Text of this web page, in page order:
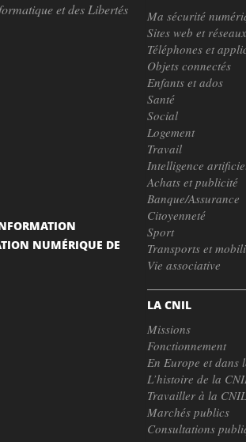
et des Libertés
Ma sécurité
Sites web et
Téléphones et
Objets connectés
Enfants et ados
Santé
Social
Logement
Travail
Intelligence
Achats et publicité
Banque/Assurance
Citoyenneté
Sport
Transports et
Vie associative
LA CNIL
Missions
Fonctionnement
En Europe et dans
L’histoire de la
Travailler à la CNIL
Marchés publics
Consultations
NUMÉRIQUE DE